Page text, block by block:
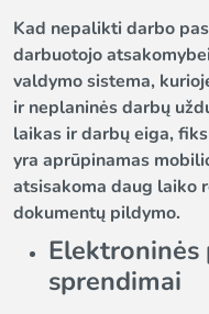
Kad nepalikti darbo
darbuotojo
valdymo sistema,
ir neplaninės darbų
laikas ir darbų eiga,
yra aprūpinamas
atsisakoma daug laiko
dokumentų pildymo.
Elektroninės
sprendimai